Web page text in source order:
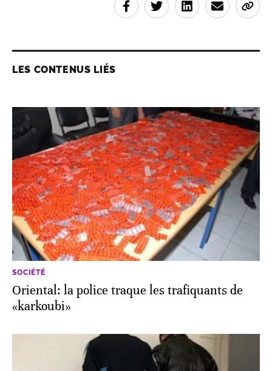
LES CONTENUS LIÉS
SOCIÉTÉ
Oriental: la police traque les trafiquants de
«karkoubi»